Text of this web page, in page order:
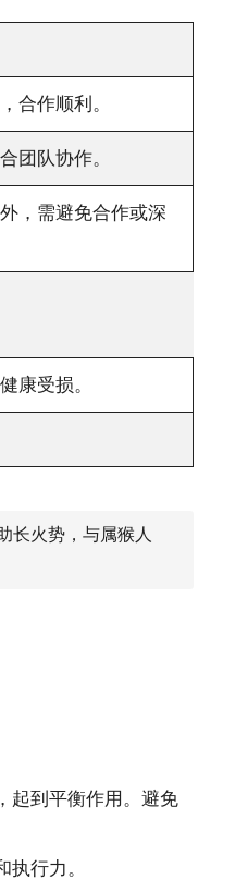
合作顺利。
团队协作。
，需避免合作或深
康受损。
长火势，与属猴人
起到平衡作用。避免
行力。